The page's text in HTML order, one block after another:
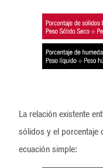
La relación existente
sólidos y el porcentaje
ecuación simple: